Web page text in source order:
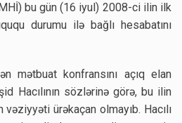
bu gün (16 iyul) 2008-ci ilin ilk
durumu ilə bağlı hesabatını
mətbuat konfransını açıq elan
Hacılının sözlərinə görə, bu ilin
vəziyyəti ürəkaçan olmayıb. Hacılı